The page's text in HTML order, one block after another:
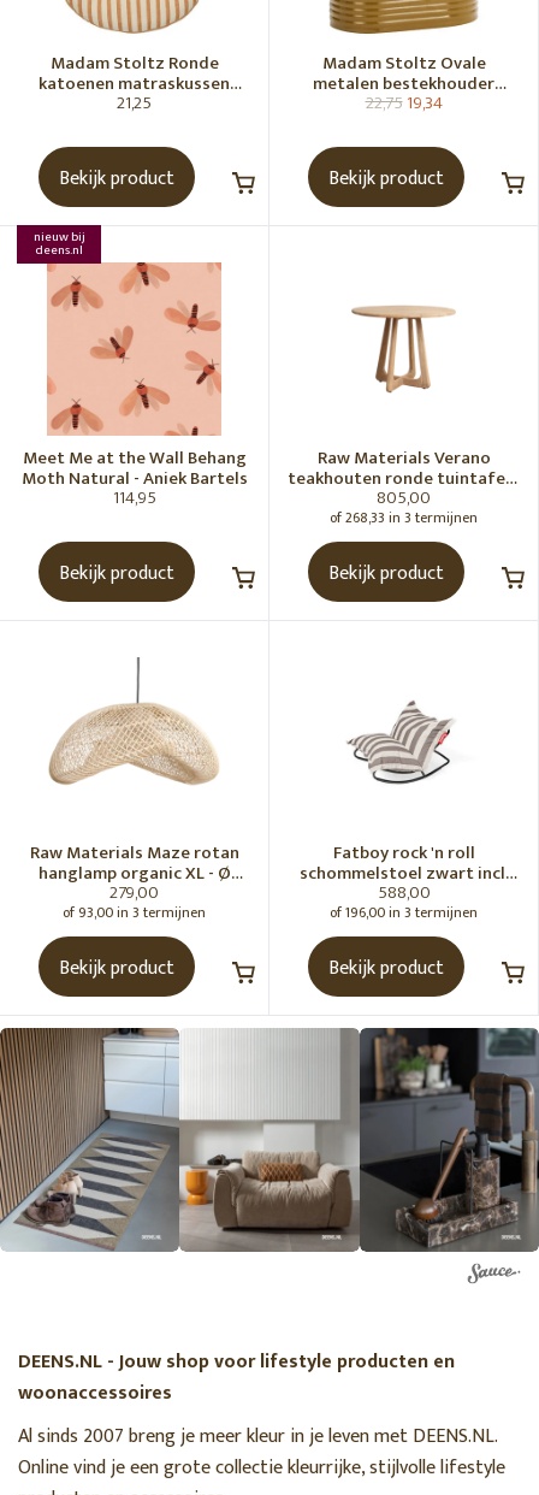
Madam Stoltz Ronde
katoenen matraskussen
Gebroken wit, donkere
21,25
Bekijk product
Madam Stoltz Ovale
metalen bestekhouder
Tapenade
22,7519,34
Bekijk product
nieuw bij
deens.nl
Meet Me at the Wall Behang
Moth Natural - Aniek Bartels
114,95
Bekijk product
Raw Materials Verano
teakhouten ronde tuintafel -
Ø100 cm
805,00
of 268,33 in 3 termijnen
Bekijk product
Raw Materials Maze rotan
hanglamp organic XL - Ø
75x31 cm
279,00
of 93,00 in 3 termijnen
Bekijk product
Fatboy rock 'n roll
schommelstoel zwart incl.
original Outdoor zitzak
Stripe Cacao
588,00
of 196,00 in 3 termijnen
Bekijk product
DEENS.NL - Jouw shop voor lifestyle producten en
woonaccessoires
Al sinds 2007 breng je meer kleur in je leven met DEENS.NL.
Online vind je een grote collectie kleurrijke, stijlvolle lifestyle